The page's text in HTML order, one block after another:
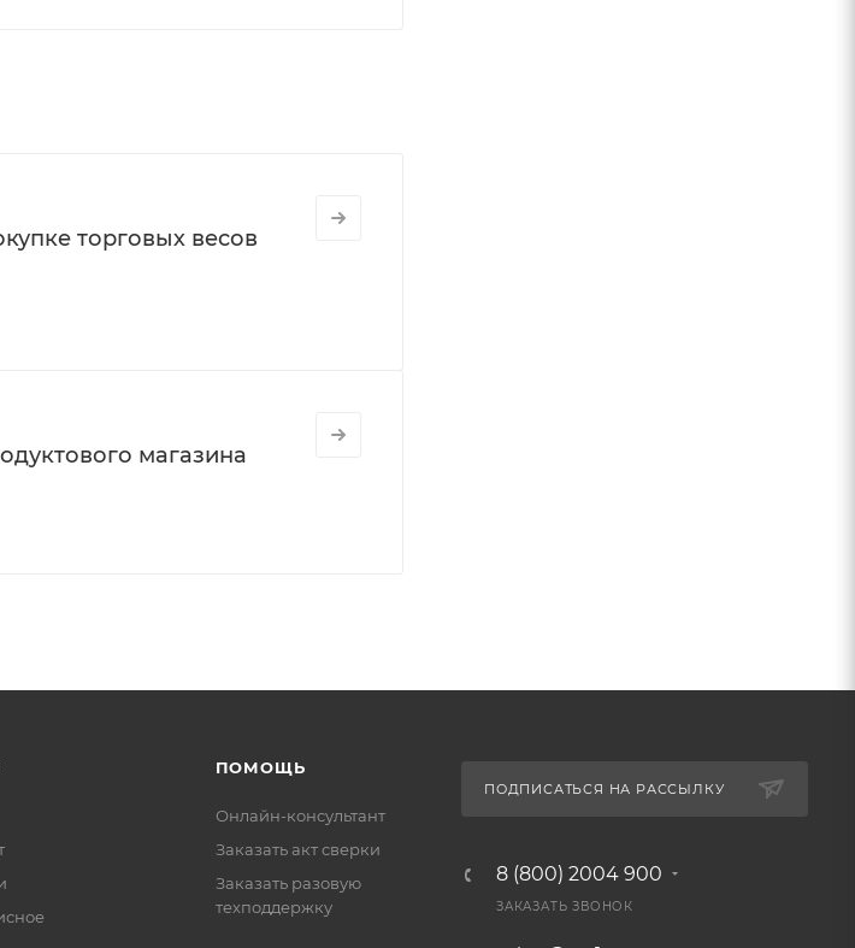
торговых весов
магазина
ПОМОЩЬ
Онлайн-консультант
Заказать акт сверки
Заказать разовую
техподдержку
ПОДПИСАТЬСЯ НА РАССЫЛКУ
8 (800) 2004 900
ЗАКАЗАТЬ ЗВОНОК